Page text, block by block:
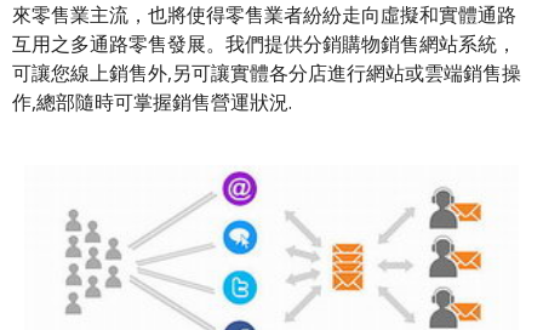
來零售業主流，也將使得零售業者紛紛走向虛擬和實體通路
互用之多通路零售發展。我們提供分銷購物銷售網站系統，
可讓您線上銷售外,另可讓實體各分店進行網站或雲端銷售操
作,總部隨時可掌握銷售營運狀況.